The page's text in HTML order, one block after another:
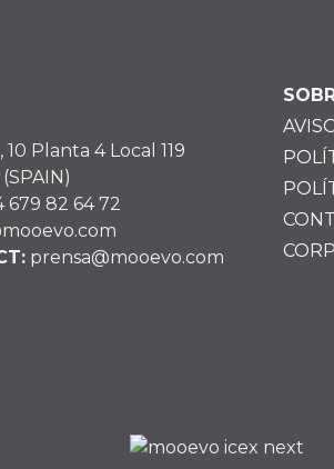
Planta 4 Local 119
679 82 64 72
prensa@mooevo.com